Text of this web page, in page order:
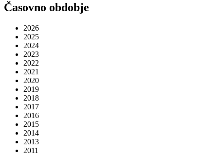
Časovno obdobje
2026
2025
2024
2023
2022
2021
2020
2019
2018
2017
2016
2015
2014
2013
2011